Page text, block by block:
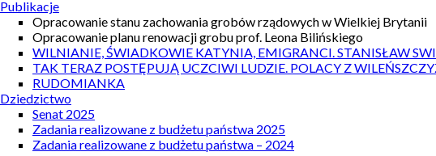
Publikacje
Opracowanie stanu zachowania grobów rządowych w Wielkiej Brytanii
Opracowanie planu renowacji grobu prof. Leona Bilińskiego
WILNIANIE, ŚWIADKOWIE KATYNIA, EMIGRANCI. STANISŁAW
TAK TERAZ POSTĘPUJĄ UCZCIWI LUDZIE. POLACY Z
RUDOMIANKA
Dziedzictwo
Senat 2025
Zadania realizowane z budżetu państwa 2025
Zadania realizowane z budżetu państwa – 2024